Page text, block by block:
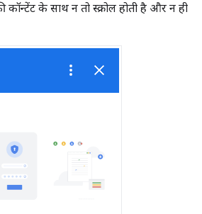
कॉन्टेंट के साथ न तो स्क्रोल होती है और न ही